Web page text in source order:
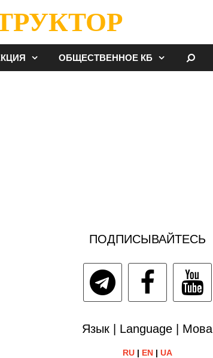
ОБЩЕСТВЕННОЕ КБ
ПОДПИСЫВАЙТЕСЬ
Язык | Language | Мова
RU| EN| UA